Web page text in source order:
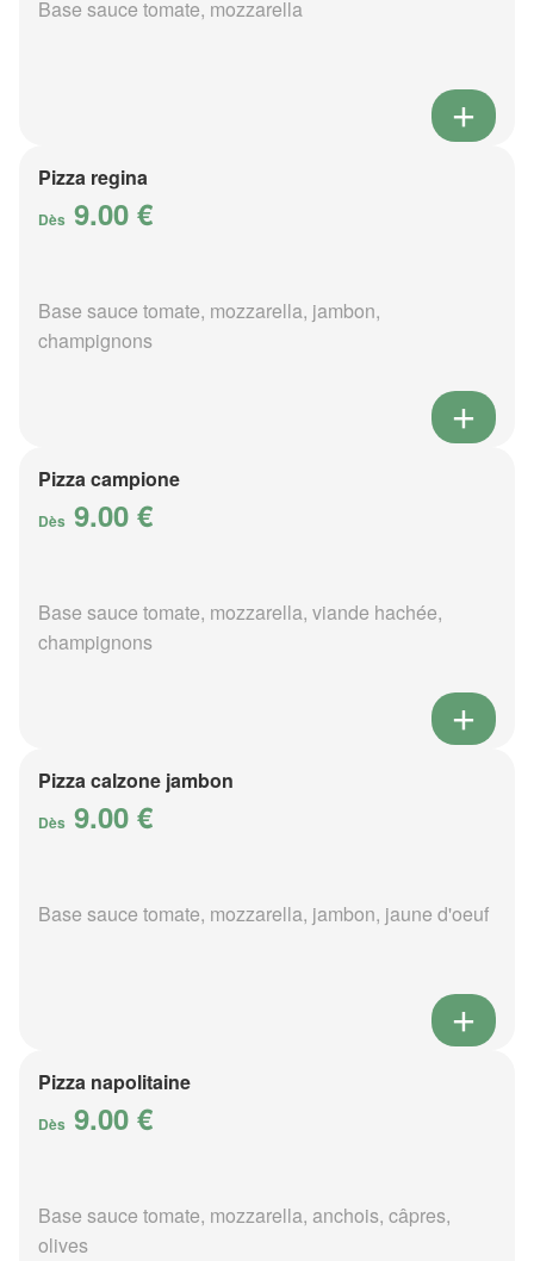
Base sauce tomate, mozzarella
Pizza regina
Dès 9.00 €
Base sauce tomate, mozzarella, jambon,
champignons
Pizza campione
Dès 9.00 €
Base sauce tomate, mozzarella, viande hachée,
champignons
Pizza calzone jambon
Dès 9.00 €
Base sauce tomate, mozzarella, jambon, jaune d'oeuf
Pizza napolitaine
Dès 9.00 €
Base sauce tomate, mozzarella, anchois, câpres,
olives